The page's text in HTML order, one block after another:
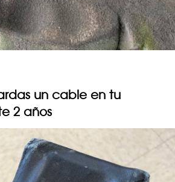
un cable en tu
2 años